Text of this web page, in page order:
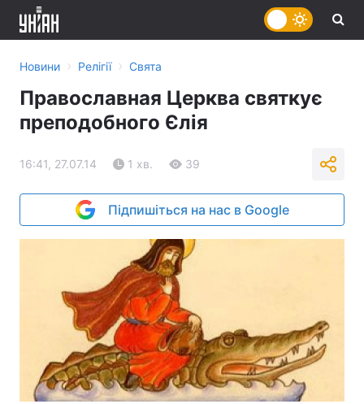
Новини › Релігії › Свята
Православная Церква святкує
преподобного Єлія
16:41, 27.07.14 1 хв. 39
Підпишіться на нас в Google